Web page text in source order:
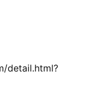
detail.html?